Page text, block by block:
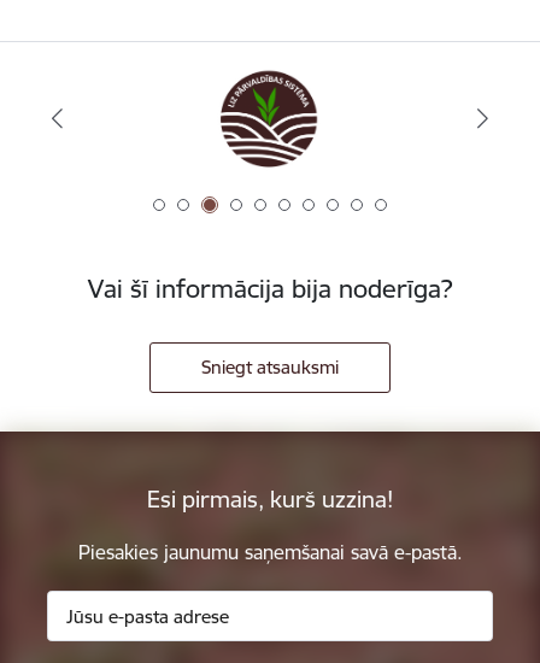
Vai šī informācija bija noderīga?
Sniegt atsauksmi
Esi pirmais, kurš uzzina!
Piesakies jaunumu saņemšanai savā e-pastā.